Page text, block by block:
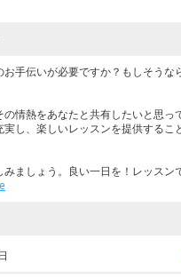
手伝いが必要ですか？もしそうな
情熱をあなたと共有したいと思っ
し、楽しいレッスンを提供するこ
ましょう。良い一日を！レッスン